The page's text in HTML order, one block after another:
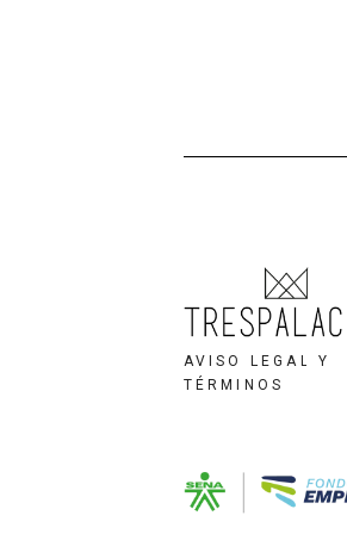
AVISO LEGAL Y
TÉRMINOS